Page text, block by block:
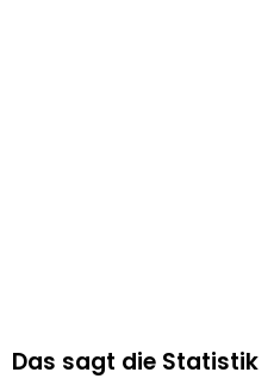
Das sagt die Statistik